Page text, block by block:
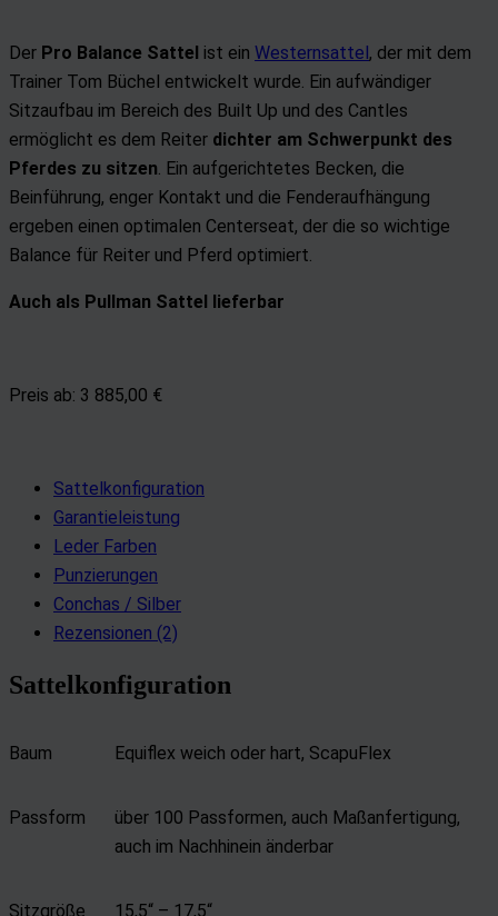
Der Pro Balance Sattel ist ein Westernsattel, der mit dem
Trainer Tom Büchel entwickelt wurde. Ein aufwändiger
Sitzaufbau im Bereich des Built Up und des Cantles
ermöglicht es dem Reiter dichter am Schwerpunkt des
Pferdes zu sitzen. Ein aufgerichtetes Becken, die
Beinführung, enger Kontakt und die Fenderaufhängung
ergeben einen optimalen Centerseat, der die so wichtige
Balance für Reiter und Pferd optimiert.
Auch als Pullman Sattel lieferbar
Preis ab: 3 885,00 €
Sattelkonfiguration
Garantieleistung
Leder Farben
Punzierungen
Conchas / Silber
Rezensionen (2)
Sattelkonfiguration
Baum Equiflex weich oder hart, ScapuFlex
Passform
über 100 Passformen, auch Maßanfertigung,
auch im Nachhinein änderbar
Sitzgröße 15,5“ – 17,5“